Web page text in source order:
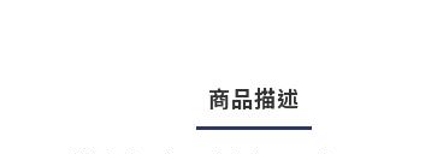
商品描述